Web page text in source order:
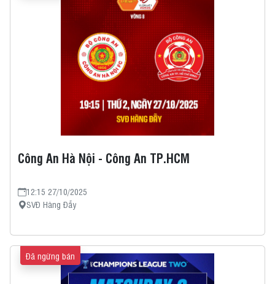
Công An Hà Nội - Công An TP.HCM
12:15 27/10/2025
SVĐ Hàng Đẫy
Đã ngừng bán